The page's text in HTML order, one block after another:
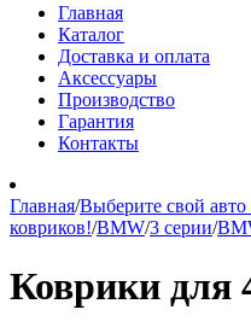
Главная
Каталог
Доставка и оплата
Аксессуары
Производство
Гарантия
Контакты
Главная/Выберите свой
ковриков!/BMW/3 серии/
Коврики для